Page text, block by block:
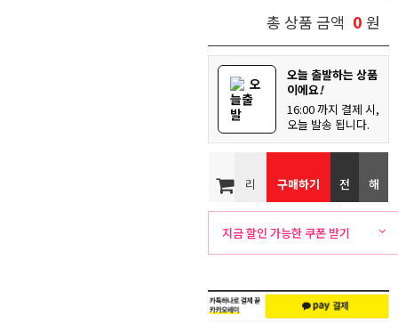
총 상품 금액 0 원
오
늘출
발
오늘 출발하는 상품
이에요!
16:00 까지 결제 시,
오늘 발송 됩니다.
리
뷰
구매하기 전
화
문
해
외
송
지금 할인 가능한 쿠폰 받기